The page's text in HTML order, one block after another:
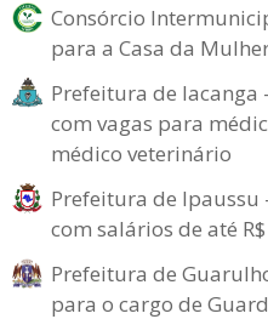
Consórcio
para a Casa da
Prefeitura de Iacanga
com vagas para
médico veterinário
Prefeitura de Ipaussu
com salários de até
Prefeitura de
para o cargo de